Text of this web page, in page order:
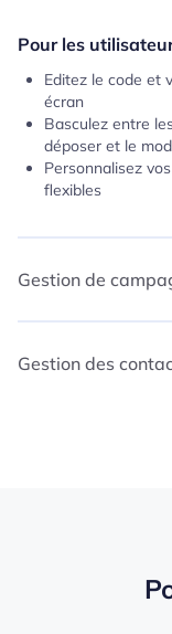
Pour les
Editez le code et
écran
Basculez entre
déposer et le
Personnalisez
flexibles
Gestion de
Gestion des